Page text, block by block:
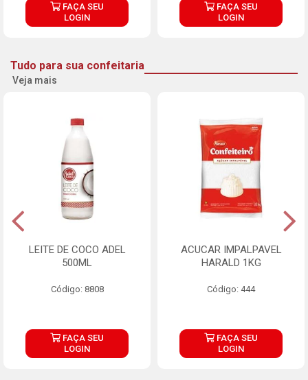
FAÇA SEU
LOGIN
FAÇA SEU
LOGIN
Tudo para sua confeitaria
Veja mais
LEITE DE COCO ADEL
500ML
Código: 8808
FAÇA SEU
LOGIN
ACUCAR IMPALPAVEL
HARALD 1KG
Código: 444
FAÇA SEU
LOGIN